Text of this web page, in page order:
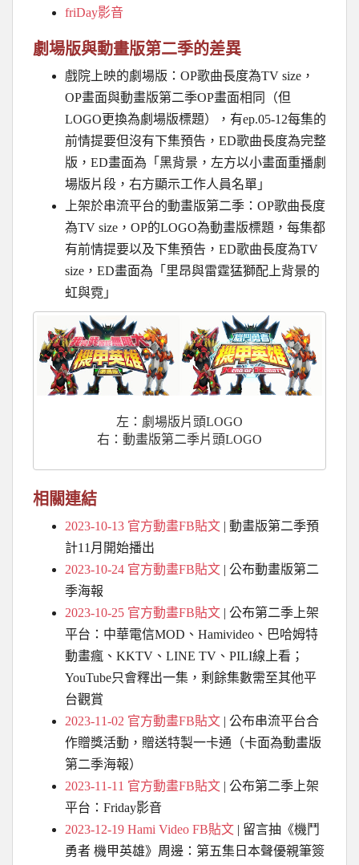
friDay影音
劇場版與動畫版第二季的差異
戲院上映的劇場版：OP歌曲長度為TV size，
OP畫面與動畫版第二季OP畫面相同（但
LOGO更換為劇場版標題），有ep.05-12每集的
前情提要但沒有下集預告，ED歌曲長度為完整
版，ED畫面為「黑背景，左方以小畫面重播劇
場版片段，右方顯示工作人員名單」
上架於串流平台的動畫版第二季：OP歌曲長度
為TV size，OP的LOGO為動畫版標題，每集都
有前情提要以及下集預告，ED歌曲長度為TV
size，ED畫面為「里昂與雷霆猛獅配上背景的
虹與霓」
左：劇場版片頭LOGO
右：動畫版第二季片頭LOGO
相關連結
2023-10-13 官方動畫FB貼文 | 動畫版第二季預
計11月開始播出
2023-10-24 官方動畫FB貼文 | 公布動畫版第二
季海報
2023-10-25 官方動畫FB貼文 | 公布第二季上架
平台： 中華電信MOD、Hamivideo、巴哈姆特
動畫瘋、KKTV、LINE TV、PILI線上看；
YouTube只會釋出一集，剩餘集數需至其他平
台觀賞
2023-11-02 官方動畫FB貼文 | 公布串流平台合
作贈獎活動，贈送特製一卡通（卡面為動畫版
第二季海報）
2023-11-11 官方動畫FB貼文 | 公布第二季上架
平台：Friday影音
2023-12-19 Hami Video FB貼文 | 留言抽《機鬥
勇者 機甲英雄》周邊：第五集日本聲優親筆簽